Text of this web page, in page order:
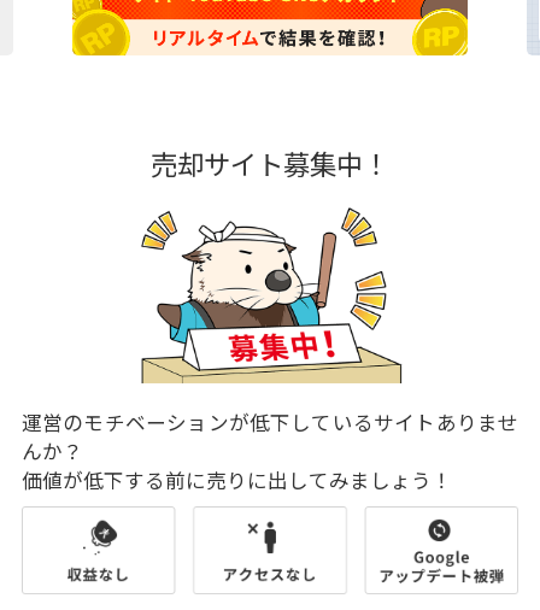
売却サイト募集中！
運営のモチベーションが低下しているサイトありませ
んか？
価値が低下する前に売りに出してみましょう！